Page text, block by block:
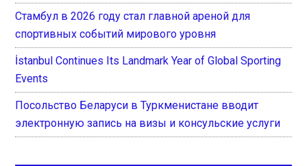
Стамбул в 2026 году стал главной ареной для
спортивных событий мирового уровня
İstanbul Continues Its Landmark Year of Global Sporting
Events
Посольство Беларуси в Туркменистане вводит
электронную запись на визы и консульские услуги